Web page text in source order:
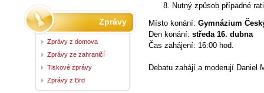
Nutný způsob případné
Místo konání: Gymnázium
Den konání: středa 16. dubna
Čas zahájení: 16:00 hod.
Debatu zahájí a moderují Daniel
Zprávy
Zprávy z domova
Zprávy ze zahraničí
Tiskové zprávy
Zprávy z Brd